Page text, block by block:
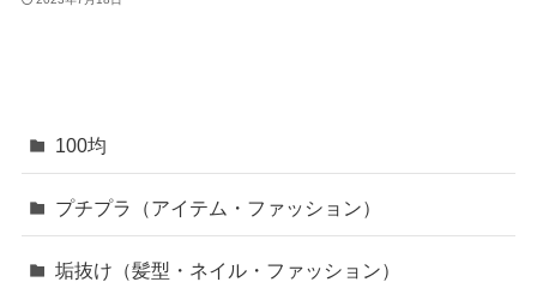
100均
プチプラ（アイテム・ファッション）
垢抜け（髪型・ネイル・ファッション）